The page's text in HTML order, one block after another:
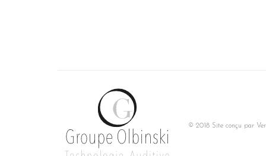
© 2018 Site conçu par